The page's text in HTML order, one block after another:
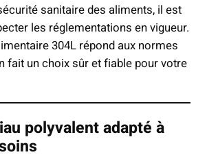
sanitaire des aliments, il est
les réglementations en vigueur.
304L répond aux normes
fait un choix sûr et fiable pour votre
polyvalent adapté à